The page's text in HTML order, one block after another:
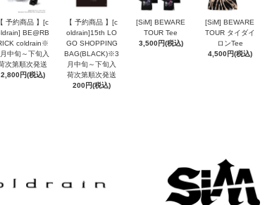
【 予約商品 】[c
BE@RB
coldrain※
中旬～下旬入
次第順次発送
2,800円(税込)
【 予約商品 】[c
oldrain]15th LO
GO SHOPPING
BAG(BLACK)※3
月中旬～下旬入
荷次第順次発送
200円(税込)
[SiM] BEWARE
TOUR Tee
3,500円(税込)
[SiM] BEWARE
TOUR タイダイ
ロンTee
4,500円(税込)